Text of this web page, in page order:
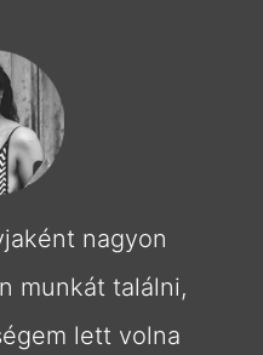
nagyon
munkát találni,
lett volna